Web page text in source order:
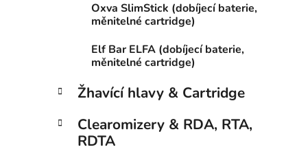
Oxva SlimStick (dobíjecí baterie,
měnitelné cartridge)
Elf Bar ELFA (dobíjecí baterie,
měnitelné cartridge)
Žhavící hlavy & Cartridge
Clearomizery & RDA, RTA,
RDTA